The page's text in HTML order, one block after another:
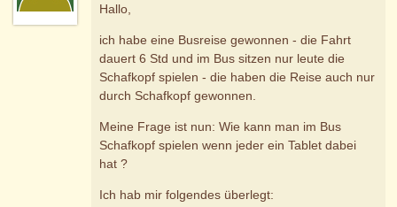
Hallo,
ich habe eine Busreise gewonnen - die Fahrt
dauert 6 Std und im Bus sitzen nur leute die
Schafkopf spielen - die haben die Reise auch nur
durch Schafkopf gewonnen.
Meine Frage ist nun: Wie kann man im Bus
Schafkopf spielen wenn jeder ein Tablet dabei
hat ?
Ich hab mir folgendes überlegt: